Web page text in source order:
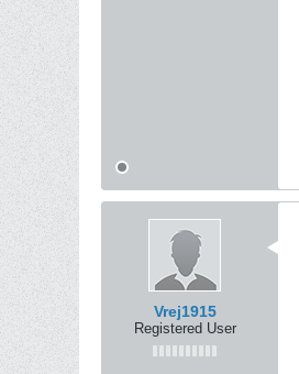
Vrej1915
Registered User